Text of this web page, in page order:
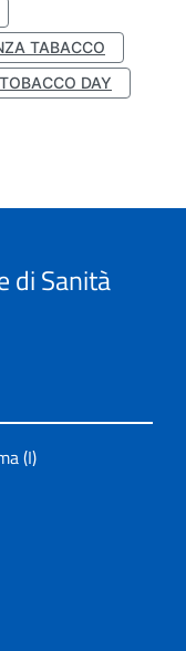
TABACCO
DAY
di Sanità
(I)